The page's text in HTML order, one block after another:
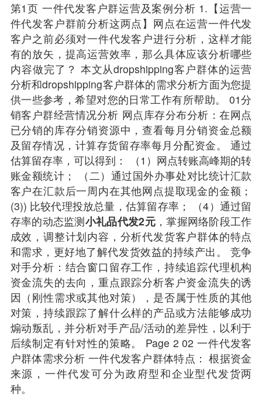
第1页 一件代发客户群运营及案例分析 1.【运营一
件代发客户群前分析这两点】 网点在运营一件代发
客户之前必须对一件代发客户进行分析，这样才能
有的放矢，提高运营效率，那么具体应该分析哪些
内容做完了？ 本文从dropshipping客户群体的运营
分析和dropshipping客户群体的需求分析方面为您提
供一些参考，希望对您的日常工作有所帮助。 01分
销客户群经营情况分析 网点库存分布分析：在网点
已分销的库存分销资源中，查看每月分销资金总额
及留存情况，计算存货留存率每月分配资金。 通过
估算留存率，可以得到： （1）网点转账高峰期的转
账金额统计； （二）通过国外办事处对比统计汇款
客户在汇款后一周内在其他网点提取现金的金额；
(3)) 比较代理投放总量，估算留存率； （4）通过留
存率的动态监测小礼品代发2元，掌握网络阶段工作
成效，调整计划内容，分析代发货客户群体的特点
和需求，更好地了解代发货效益的持续产出。 竞争
对手分析：结合窗口留存工作，持续追踪代理机构
资金流失的去向，重点跟踪分析客户资金流失的诱
因（刚性需求或其他对策），是否属于性质的其他
对策，持续跟踪了解什么样的产品或方法能够成功
煽动叛乱，并分析对手产品/活动的差异性，以利于
后续制定有针对性的策略。 Page 2 02 一件代发客
户群体需求分析 一件代发客户群体特点： 根据资金
来源，一件代发可分为政府型和企业型代发货两
种。